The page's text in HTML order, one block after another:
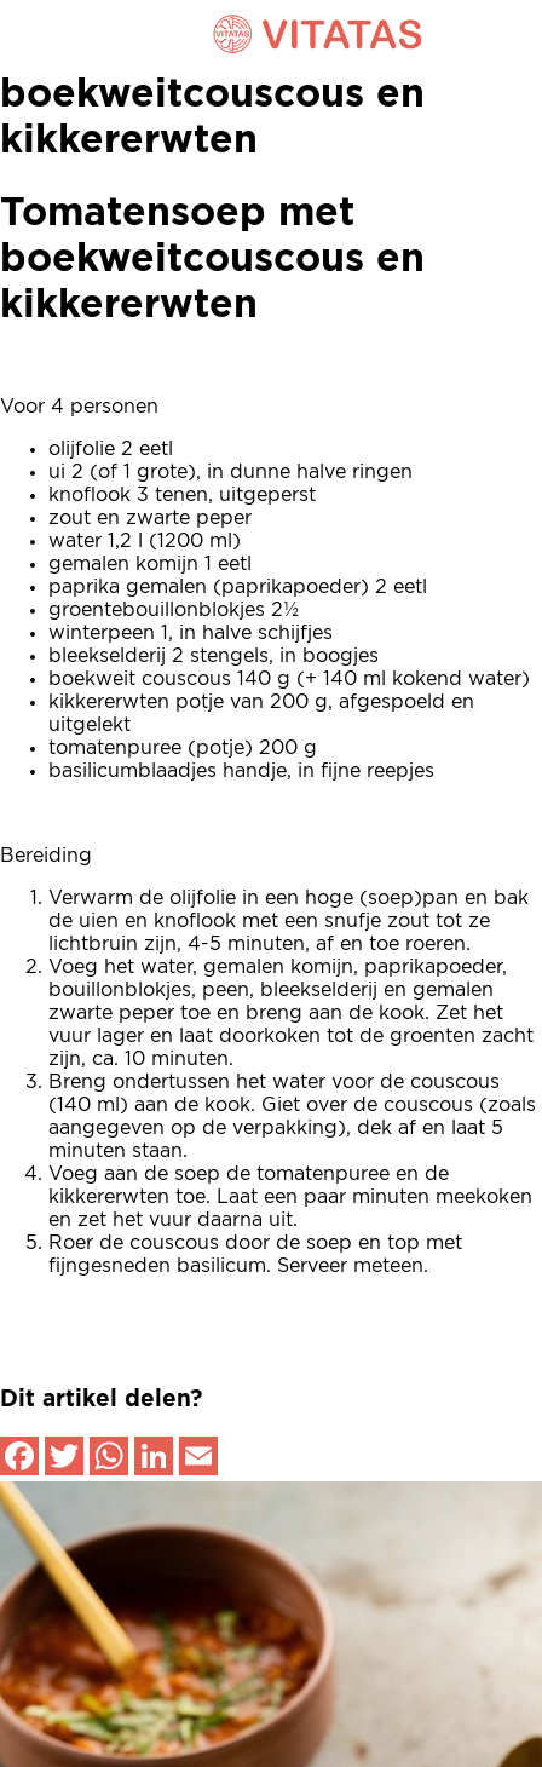
Tomatensoep met
boekweitcouscous en
kikkererwten
Tomatensoep met
boekweitcouscous en
kikkererwten
Voor 4 personen
olijfolie 2 eetl
ui 2 (of 1 grote), in dunne halve ringen
knoflook 3 tenen, uitgeperst
zout en zwarte peper
water 1,2 l (1200 ml)
gemalen komijn 1 eetl
paprika gemalen (paprikapoeder) 2 eetl
groentebouillonblokjes 2½
winterpeen 1, in halve schijfjes
bleekselderij 2 stengels, in boogjes
boekweit couscous 140 g (+ 140 ml kokend water)
kikkererwten potje van 200 g, afgespoeld en
uitgelekt
tomatenpuree (potje) 200 g
basilicumblaadjes handje, in fijne reepjes
Bereiding
Verwarm de olijfolie in een hoge (soep)pan en bak
de uien en knoflook met een snufje zout tot ze
lichtbruin zijn, 4-5 minuten, af en toe roeren.
Voeg het water, gemalen komijn, paprikapoeder,
bouillonblokjes, peen, bleekselderij en gemalen
zwarte peper toe en breng aan de kook. Zet het
vuur lager en laat doorkoken tot de groenten zacht
zijn, ca. 10 minuten.
Breng ondertussen het water voor de couscous
(140 ml) aan de kook. Giet over de couscous (zoals
aangegeven op de verpakking), dek af en laat 5
minuten staan.
Voeg aan de soep de tomatenpuree en de
kikkererwten toe. Laat een paar minuten meekoken
en zet het vuur daarna uit.
Roer de couscous door de soep en top met
fijngesneden basilicum. Serveer meteen.
Dit artikel delen?